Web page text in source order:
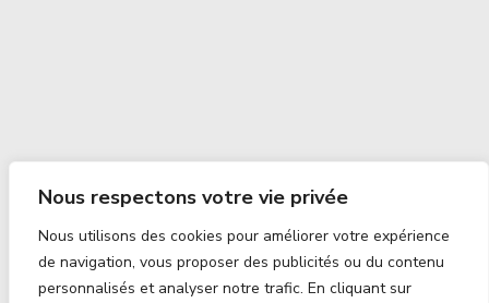
Nous respectons votre vie privée
Nous utilisons des cookies pour améliorer votre expérience
de navigation, vous proposer des publicités ou du contenu
personnalisés et analyser notre trafic. En cliquant sur